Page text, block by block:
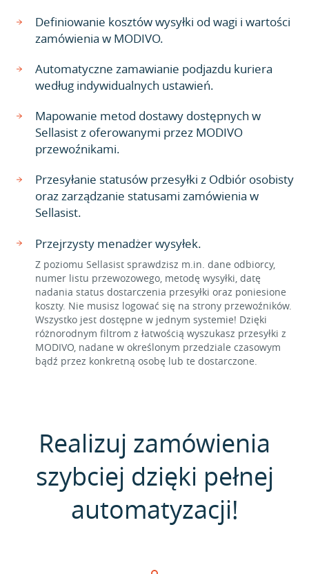
Definiowanie kosztów wysyłki od wagi i wartości
zamówienia w MODIVO.
Automatyczne zamawianie podjazdu kuriera
według indywidualnych ustawień.
Mapowanie metod dostawy dostępnych w
Sellasist z oferowanymi przez MODIVO
przewoźnikami.
Przesyłanie statusów przesyłki z Odbiór osobisty
oraz zarządzanie statusami zamówienia w
Sellasist.
Przejrzysty menadżer wysyłek.
Z poziomu Sellasist sprawdzisz m.in. dane odbiorcy,
numer listu przewozowego, metodę wysyłki, datę
nadania status dostarczenia przesyłki oraz poniesione
koszty. Nie musisz logować się na strony przewoźników.
Wszystko jest dostępne w jednym systemie! Dzięki
różnorodnym filtrom z łatwością wyszukasz przesyłki z
MODIVO, nadane w określonym przedziale czasowym
bądź przez konkretną osobę lub te dostarczone.
Realizuj zamówienia
szybciej dzięki pełnej
automatyzacji!